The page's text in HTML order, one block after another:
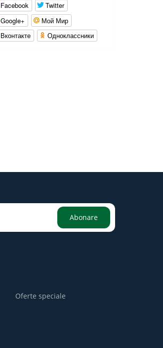
Facebook
Twitter
Google+
Мой Мир
Вконтакте
Одноклассники
Abonare
Oferte speciale